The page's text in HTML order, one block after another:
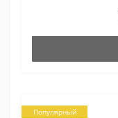
Популярный